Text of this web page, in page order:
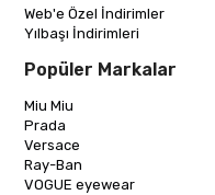
Web'e Özel İndirimler
Yılbaşı İndirimleri
Popüler Markalar
Miu Miu
Prada
Versace
Ray-Ban
VOGUE eyewear